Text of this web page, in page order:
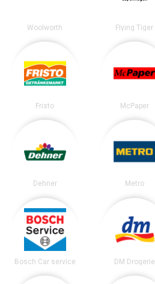
Woolworth Flying Tiger
Fristo McPaper
Dehner Metro
Bosch Car service DM Drogerie